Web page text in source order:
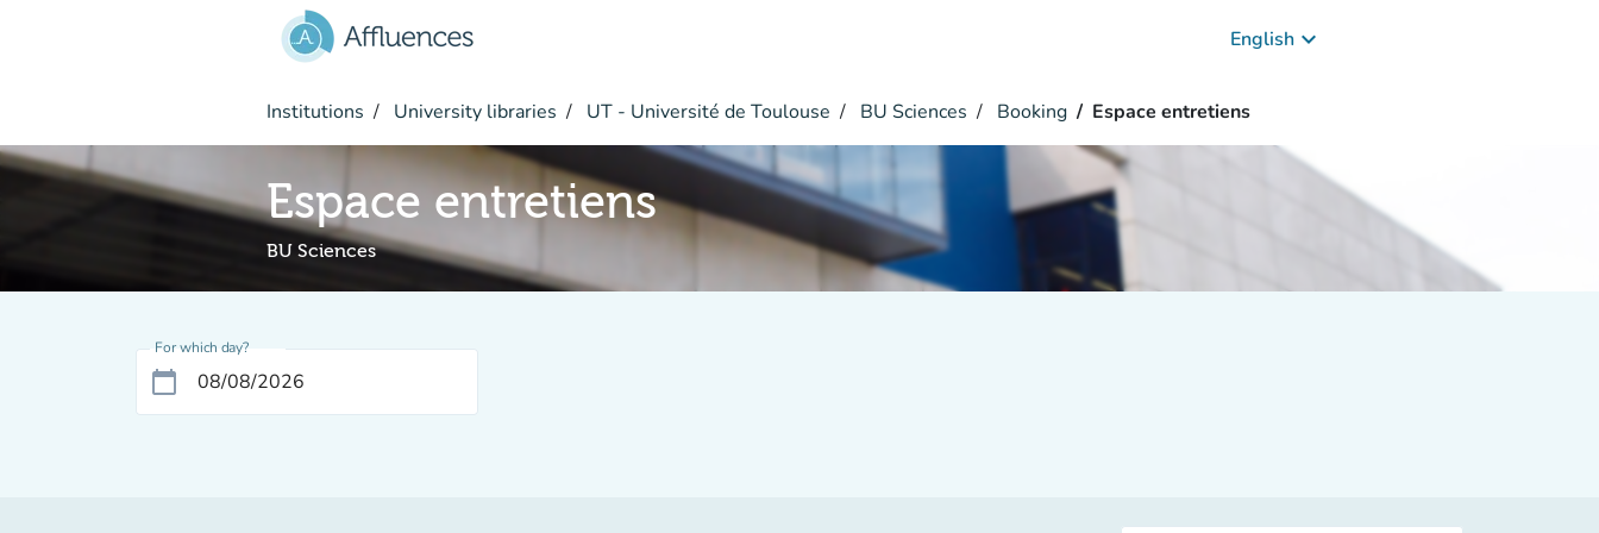
English keyboard_arrow_down
Institutions University libraries UT - Université de Toulouse BU Sciences Booking Espace entretiens
Espace entretiens
BU Sciences
For which day?
calendar_today